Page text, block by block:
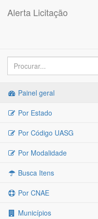
Alerta Licitação
Painel geral
Por Estado
Por Código UASG
Por Modalidade
Busca Itens
Por CNAE
Municípios